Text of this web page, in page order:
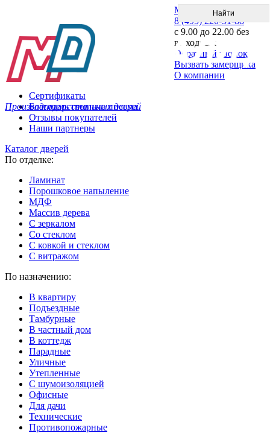
Производитель стальных дверей
Меню
8 (495) 220-51-88
с 9.00 до 22.00 без
выходных
Обратный звонок
Вызвать замерщика
О компании
Сертификаты
Благодарственные письма
Отзывы покупателей
Наши партнеры
Каталог дверей
По отделке:
Ламинат
Порошковое напыление
МДФ
Массив дерева
С зеркалом
Со стеклом
С ковкой и стеклом
С витражом
По назначению:
В квартиру
Подъездные
Тамбурные
В частный дом
В коттедж
Парадные
Уличные
Утепленные
C шумоизоляцией
Офисные
Для дачи
Технические
Противопожарные